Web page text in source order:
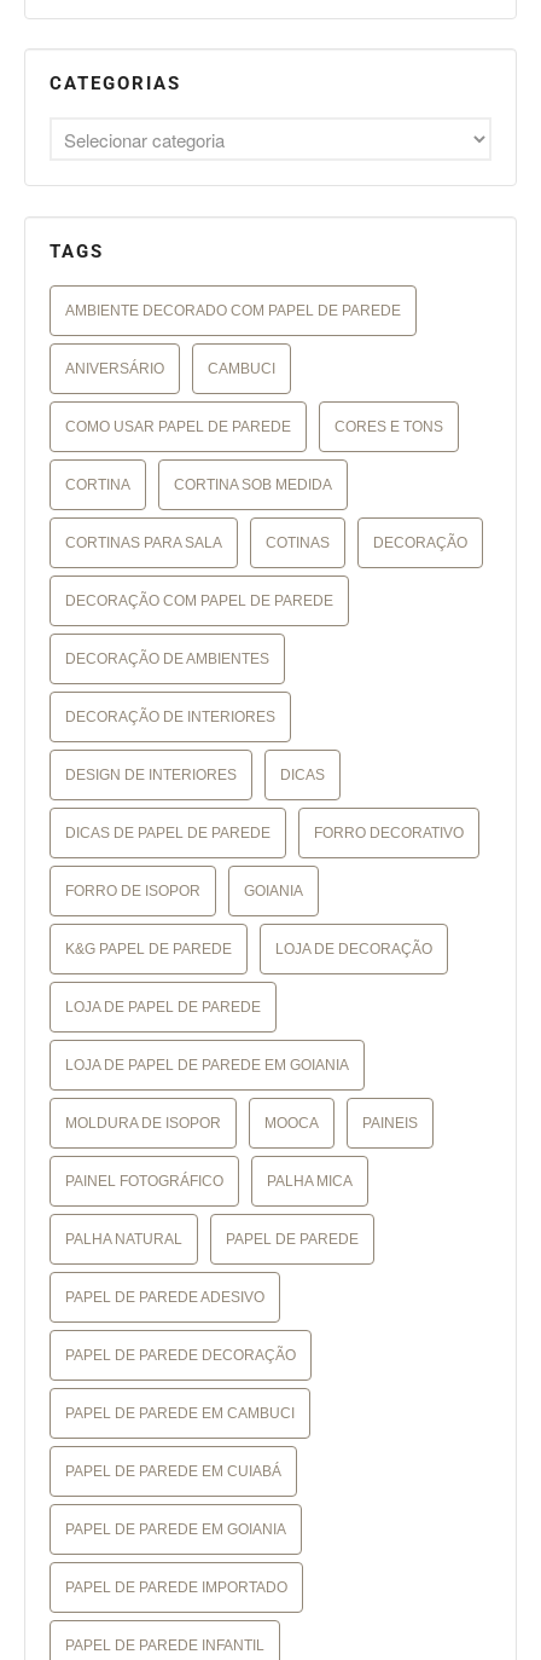
CATEGORIAS
TAGS
AMBIENTE DECORADO COM PAPEL DE PAREDE
ANIVERSÁRIO CAMBUCI
COMO USAR PAPEL DE PAREDE CORES E TONS
CORTINA CORTINA SOB MEDIDA
CORTINAS PARA SALA COTINAS DECORAÇÃO
DECORAÇÃO COM PAPEL DE PAREDE
DECORAÇÃO DE AMBIENTES
DECORAÇÃO DE INTERIORES
DESIGN DE INTERIORES DICAS
DICAS DE PAPEL DE PAREDE FORRO DECORATIVO
FORRO DE ISOPOR GOIANIA
K&G PAPEL DE PAREDE LOJA DE DECORAÇÃO
LOJA DE PAPEL DE PAREDE
LOJA DE PAPEL DE PAREDE EM GOIANIA
MOLDURA DE ISOPOR MOOCA PAINEIS
PAINEL FOTOGRÁFICO PALHA MICA
PALHA NATURAL PAPEL DE PAREDE
PAPEL DE PAREDE ADESIVO
PAPEL DE PAREDE DECORAÇÃO
PAPEL DE PAREDE EM CAMBUCI
PAPEL DE PAREDE EM CUIABÁ
PAPEL DE PAREDE EM GOIANIA
PAPEL DE PAREDE IMPORTADO
PAPEL DE PAREDE INFANTIL